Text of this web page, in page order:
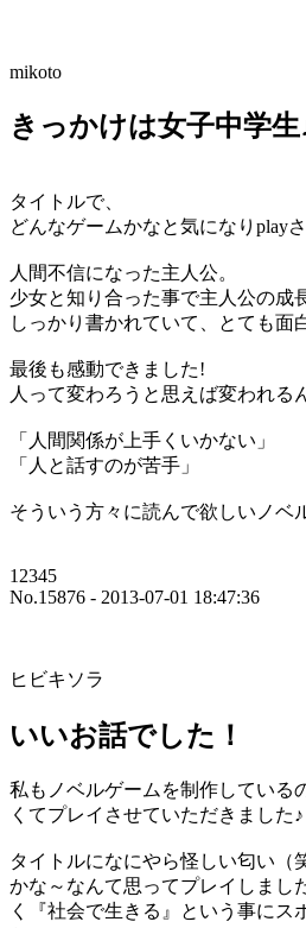
mikoto
きっかけは女子中学生
タイトルで、
どんなゲームかなと気になりplay
人間不信になった主人公。
少女と知り合った事で主人公の成
しっかり書かれていて、とても
最後も感動できました!
人って変わろうと思えば変われる
「人間関係が上手くいかない」
「人と話すのが苦手」
そういう方々に読んで欲しいノ
12345
No.15876 - 2013-07-01 18:47:36
ヒビキソラ
いいお話でした！
私もノベルゲームを制作している
くてプレイさせていただきました♪
タイトルになにやら怪しい匂い（
かな～なんて思ってプレイしまし
く『社会で生きる』という事にス